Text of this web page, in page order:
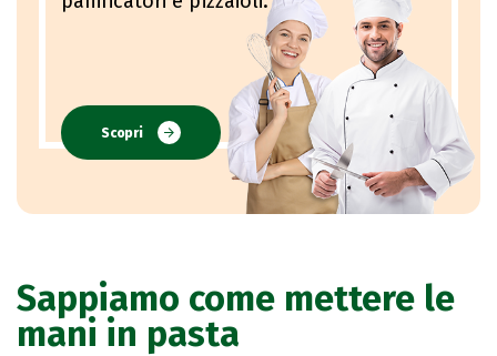
Scopri
Sappiamo come mettere le
mani in pasta